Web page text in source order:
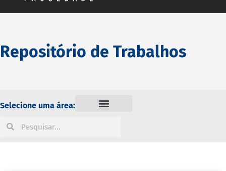
Repositório de Trabalhos
Selecione uma área: